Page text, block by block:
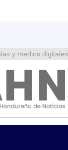
y medios digitales